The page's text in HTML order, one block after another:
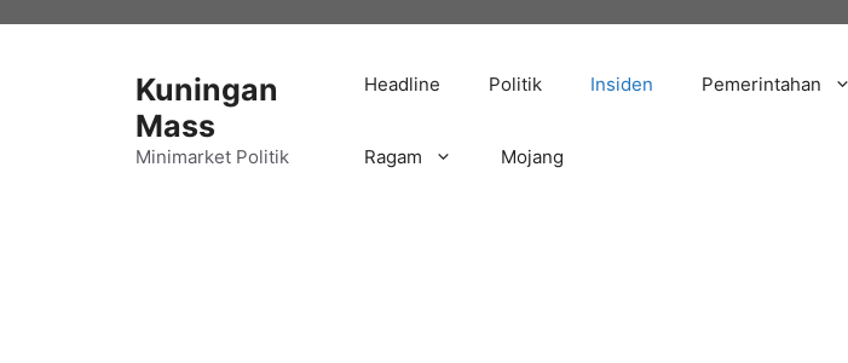
Kuningan
Mass
Minimarket Politik
Headline Politik Insiden Pemerintahan
Ragam Mojang